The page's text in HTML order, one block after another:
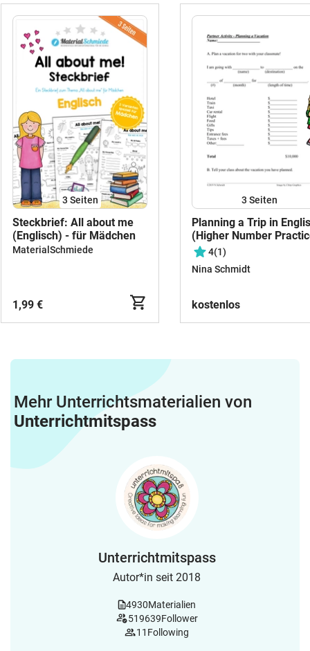
3 Seiten
Steckbrief: All about me
(Englisch) - für Mädchen
MaterialSchmiede
1,99 €
3 Seiten
Planning a Trip in
(Higher Number
4(1)
Nina Schmidt
kostenlos
Mehr Unterrichtsmaterialien von
Unterrichtmitspass
Unterrichtmitspass
Autor*in seit 2018
4930Materialien
519639Follower
11 Following